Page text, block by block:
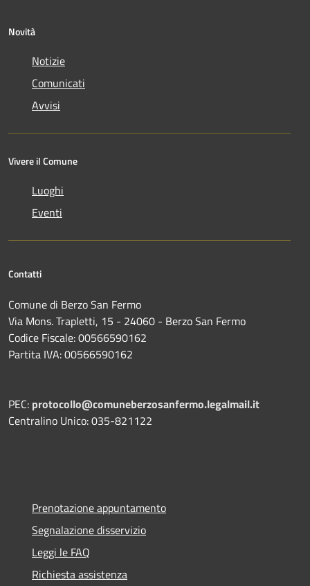
Novità
Notizie
Comunicati
Avvisi
Vivere il Comune
Luoghi
Eventi
Contatti
Comune di Berzo San Fermo
Via Mons. Trapletti, 15 - 24060 - Berzo San Fermo
Codice Fiscale: 00566590162
Partita IVA: 00566590162
PEC: protocollo@comuneberzosanfermo.legalmail.it
Centralino Unico: 035-821122
Prenotazione appuntamento
Segnalazione disservizio
Leggi le FAQ
Richiesta assistenza